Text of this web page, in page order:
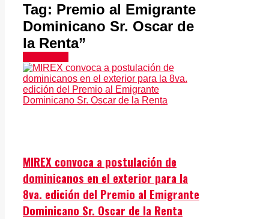
Tag: Premio al Emigrante
Dominicano Sr. Oscar de
la Renta”
MIREX convoca a postulación de
dominicanos en el exterior para la
8va. edición del Premio al Emigrante
Dominicano Sr. Oscar de la Renta